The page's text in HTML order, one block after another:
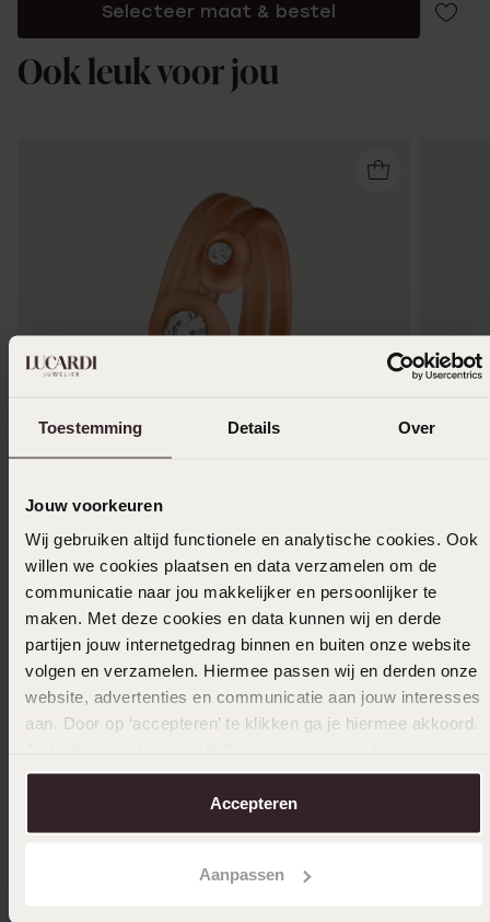
Toestemming Details Over
Jouw voorkeuren
Wij gebruiken altijd functionele en analytische cookies. Ook
willen we cookies plaatsen en data verzamelen om de
communicatie naar jou makkelijker en persoonlijker te
maken. Met deze cookies en data kunnen wij en derde
partijen jouw internetgedrag binnen en buiten onze website
volgen en verzamelen. Hiermee passen wij en derden onze
website, advertenties en communicatie aan jouw interesses
aan. Door op ‘accepteren’ te klikken ga je hiermee akkoord.
over in onscookiebeleid.
Accepteren
Aanpassen
Selecteer maat & bestel
Ook leuk voor jou
Roséplated ringenset met zirkonia voor dames
39.9811 99
-70% 1+1 gratis
24.99
Anderen kochten ook